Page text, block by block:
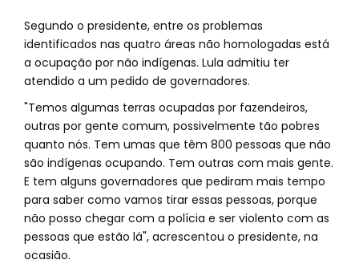
Segundo o presidente, entre os problemas
identificados nas quatro áreas não homologadas está
a ocupação por não indígenas. Lula admitiu ter
atendido a um pedido de governadores.
"Temos algumas terras ocupadas por fazendeiros,
outras por gente comum, possivelmente tão pobres
quanto nós. Tem umas que têm 800 pessoas que não
são indígenas ocupando. Tem outras com mais gente.
E tem alguns governadores que pediram mais tempo
para saber como vamos tirar essas pessoas, porque
não posso chegar com a polícia e ser violento com as
pessoas que estão lá", acrescentou o presidente, na
ocasião.